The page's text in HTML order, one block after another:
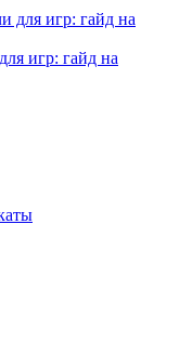
игр: гайд на